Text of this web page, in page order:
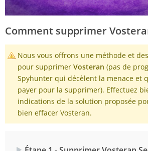
Comment supprimer
Nous vous offrons une méthode et
pour supprimer Vosteran (pas de
Spyhunter qui décèlent la menace et
payer pour la supprimer). Effectuez
indications de la solution proposée
bien effacer Vosteran.